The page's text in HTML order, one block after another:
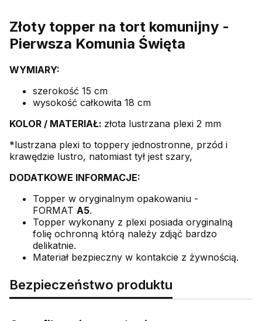
Złoty topper na tort komunijny -
Pierwsza Komunia Święta
WYMIARY:
szerokość 15 cm
wysokość całkowita 18 cm
KOLOR / MATERIAŁ: złota lustrzana plexi 2 mm
*lustrzana plexi to toppery jednostronne, przód i
krawędzie lustro, natomiast tył jest szary,
DODATKOWE INFORMACJE:
Topper w oryginalnym opakowaniu -
FORMAT A5.
Topper wykonany z plexi posiada oryginalną
folię ochronną którą należy zdjąć bardzo
delikatnie.
Materiał bezpieczny w kontakcie z żywnością.
Bezpieczeństwo produktu